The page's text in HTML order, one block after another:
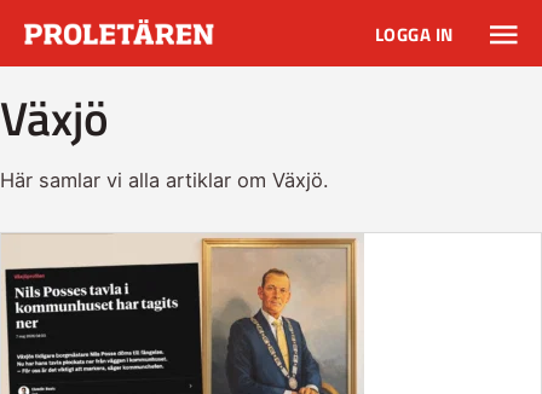
LOGGA IN
Växjö
Här samlar vi alla artiklar om Växjö.